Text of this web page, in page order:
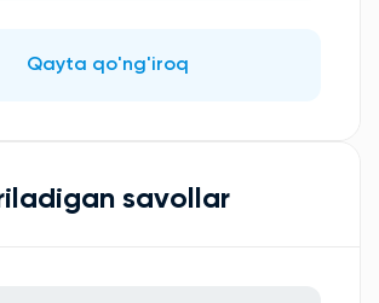
Qayta qo'ng'iroq
savollar